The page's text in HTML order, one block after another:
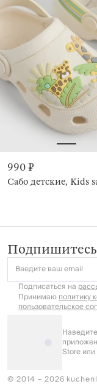
990 ₽
Сабо детские, Kids
Введите ваш email
Подписаться на
Принимаюполитику
пользовательское
Store
© 2014 – 2026